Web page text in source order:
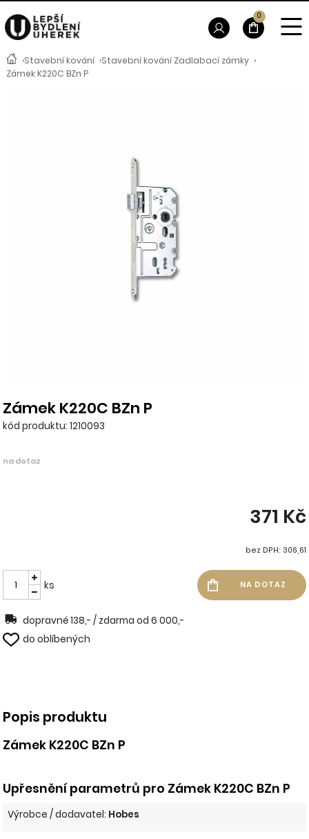
›Stavební kování ›Stavební kování Zadlabací zámky ›
Zámek K220C BZn P
Zámek K220C BZn P
kód produktu: 1210093
na dotaz
371 Kč
bez DPH: 306,61
ks
dopravné 138,- / zdarma od 6 000,-
do oblíbených
Popis produktu
Zámek K220C BZn P
Upřesnění parametrů pro Zámek K220C BZn P
Výrobce / dodavatel: Hobes
0